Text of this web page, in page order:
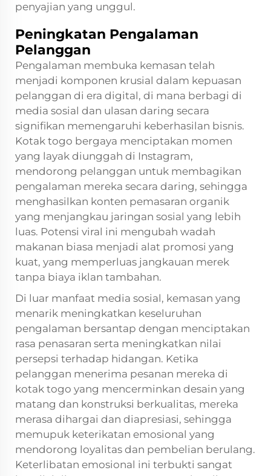
penyajian yang unggul.
Peningkatan Pengalaman
Pelanggan
Pengalaman membuka kemasan telah
menjadi komponen krusial dalam kepuasan
pelanggan di era digital, di mana berbagi di
media sosial dan ulasan daring secara
signifikan memengaruhi keberhasilan bisnis.
Kotak togo bergaya menciptakan momen
yang layak diunggah di Instagram,
mendorong pelanggan untuk membagikan
pengalaman mereka secara daring, sehingga
menghasilkan konten pemasaran organik
yang menjangkau jaringan sosial yang lebih
luas. Potensi viral ini mengubah wadah
makanan biasa menjadi alat promosi yang
kuat, yang memperluas jangkauan merek
tanpa biaya iklan tambahan.
Di luar manfaat media sosial, kemasan yang
menarik meningkatkan keseluruhan
pengalaman bersantap dengan menciptakan
rasa penasaran serta meningkatkan nilai
persepsi terhadap hidangan. Ketika
pelanggan menerima pesanan mereka di
kotak togo yang mencerminkan desain yang
matang dan konstruksi berkualitas, mereka
merasa dihargai dan diapresiasi, sehingga
memupuk keterikatan emosional yang
mendorong loyalitas dan pembelian berulang.
Keterlibatan emosional ini terbukti sangat